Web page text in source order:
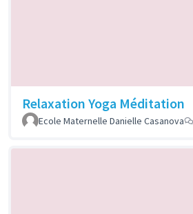
Relaxation Yoga Méditation
Ecole Maternelle Danielle Casanova